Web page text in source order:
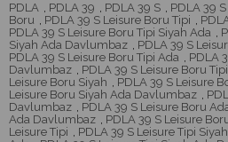
PDLA , PDLA 39 , PDLA 39 S , PDLA 39
Boru , PDLA 39 S Leisure Boru Tipi ,
PDLA 39 S Leisure Boru Tipi Siyah Ada ,
Siyah Ada Davlumbaz , PDLA 39 S
PDLA 39 S Leisure Boru Tipi Ada , PDLA
Davlumbaz , PDLA 39 S Leisure Boru
Leisure Boru Siyah , PDLA 39 S Leisure
Leisure Boru Siyah Ada Davlumbaz ,
Davlumbaz , PDLA 39 S Leisure Boru
Ada Davlumbaz , PDLA 39 S Leisure
Leisure Tipi , PDLA 39 S Leisure Tipi Siyah